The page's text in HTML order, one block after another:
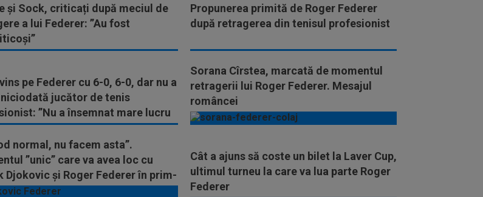
și Sock, criticați după meciul de
a lui Federer: ”Au fost
Propunerea primită de Roger Federer
după retragerea din tenisul profesionist
pe Federer cu 6-0, 6-0, dar nu a
niciodată jucător de tenis
”Nu a însemnat mare lucru
vreme”
Sorana Cîrstea, marcată de momentul
retragerii lui Roger Federer. Mesajul
româncei
normal, nu facem asta”.
”unic” care va avea loc cu
Djokovic și Roger Federer în prim-
Cât a ajuns să coste un bilet la Laver Cup,
ultimul turneu la care va lua parte Roger
Federer